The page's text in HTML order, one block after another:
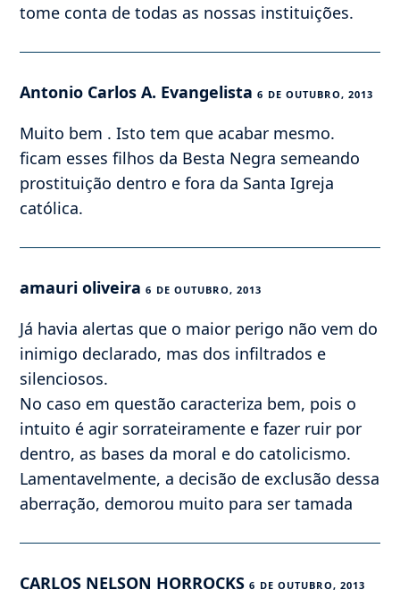
tome conta de todas as nossas instituições.
Antonio Carlos A. Evangelista6 DE OUTUBRO, 2013
Muito bem . Isto tem que acabar mesmo.
ficam esses filhos da Besta Negra semeando
prostituição dentro e fora da Santa Igreja
católica.
amauri oliveira6 DE OUTUBRO, 2013
Já havia alertas que o maior perigo não vem do
inimigo declarado, mas dos infiltrados e
silenciosos.
No caso em questão caracteriza bem, pois o
intuito é agir sorrateiramente e fazer ruir por
dentro, as bases da moral e do catolicismo.
Lamentavelmente, a decisão de exclusão dessa
aberração, demorou muito para ser tamada
CARLOS NELSON HORROCKS6 DE OUTUBRO, 2013